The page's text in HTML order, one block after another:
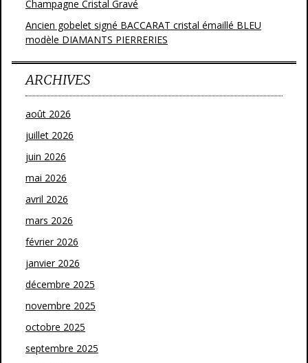
Champagne Cristal Gravé
Ancien gobelet signé BACCARAT cristal émaillé BLEU
modèle DIAMANTS PIERRERIES
ARCHIVES
août 2026
juillet 2026
juin 2026
mai 2026
avril 2026
mars 2026
février 2026
janvier 2026
décembre 2025
novembre 2025
octobre 2025
septembre 2025